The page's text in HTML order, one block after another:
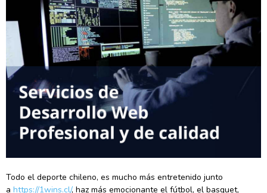
Todo el deporte chileno, es mucho más entretenido junto
a https://1wins.cl/, haz más emocionante el fútbol, el basquet,